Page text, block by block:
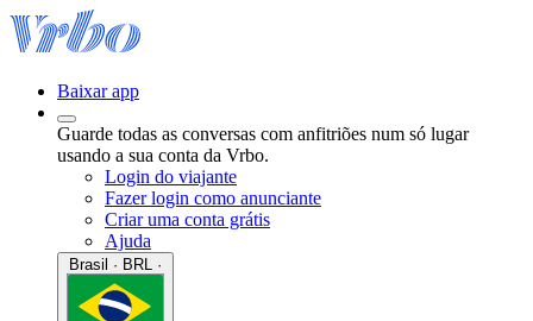
Baixar app
Guarde todas as conversas com anfitriões num só lugar
usando a sua conta da Vrbo.
Login do viajante
Fazer login como anunciante
Criar uma conta grátis
Ajuda